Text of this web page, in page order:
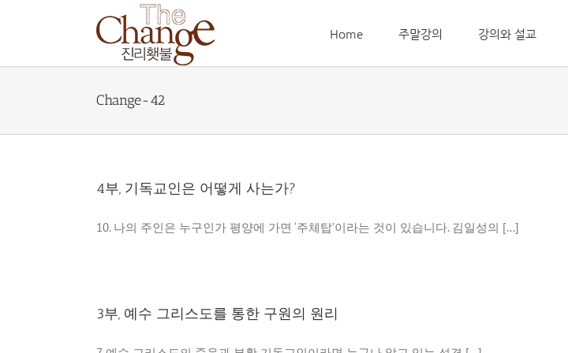
Home 주말강의 강의와 설교
Change-42
4부, 기독교인은 어떻게 사는가?
10. 나의 주인은 누구인가 평양에 가면 ‘주체탑’이라는 것이 있습니다. 김일성의 [...]
3부, 예수 그리스도를 통한 구원의 원리